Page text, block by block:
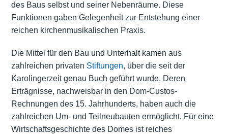
des Baus selbst und seiner Nebenräume. Diese
Funktionen gaben Gelegenheit zur Entstehung einer
reichen kirchenmusikalischen Praxis.
Die Mittel für den Bau und Unterhalt kamen aus
zahlreichen privaten Stiftungen, über die seit der
Karolingerzeit genau Buch geführt wurde. Deren
Erträgnisse, nachweisbar in den Dom-Custos-
Rechnungen des 15. Jahrhunderts, haben auch die
zahlreichen Um- und Teilneubauten ermöglicht. Für eine
Wirtschaftsgeschichte des Domes ist reiches